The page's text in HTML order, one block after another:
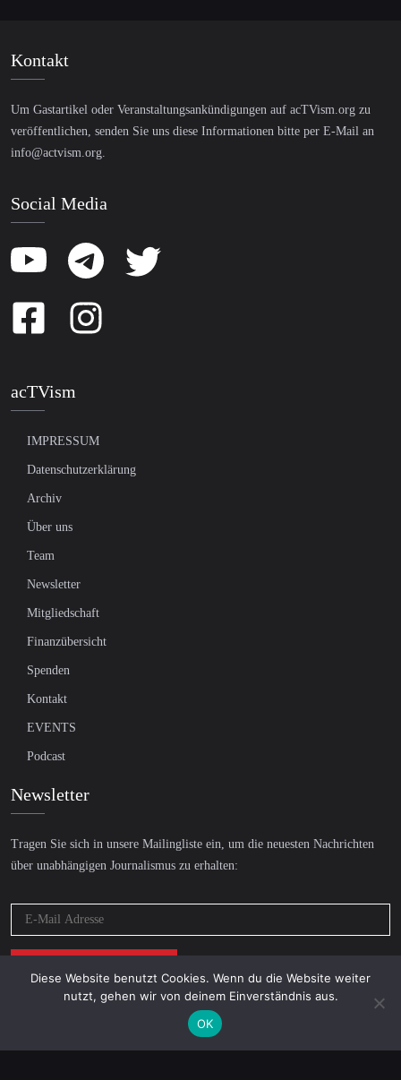
Kontakt
Um Gastartikel oder Veranstaltungsankündigungen auf acTVism.org zu
veröffentlichen, senden Sie uns diese Informationen bitte per E-Mail an
info@actvism.org
Social Media
acTVism
IMPRESSUM
Datenschutzerklärung
Archiv
Über uns
Team
Newsletter
Mitgliedschaft
Finanzübersicht
Spenden
Kontakt
EVENTS
Podcast
Newsletter
Tragen Sie sich in unsere Mailingliste ein, um die neuesten Nachrichten
über unabhängigen Journalismus zu erhalten:
© 2026 AcTVism Munich e.V. | All rights reserved.
Diese Website benutzt Cookies. Wenn du die Website weiter
nutzt, gehen wir von deinem Einverständnis aus.
OK